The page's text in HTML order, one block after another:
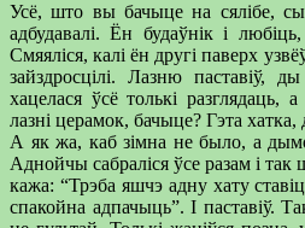
Усё, што вы бачыце на сялібе,
адбудавалі. Ён будаўнік і
Смяяліся, калі ён другі паверх
зайздросцілі. Лазню паставіў,
хацелася ўсё толькі
лазні церамок, бачыце? Гэта
А як жа, каб зімна не было, а
Аднойчы сабраліся ўсе разам і так
кажа: “Трэба яшчэ адну хату
спакойна адпачыць”. І паставіў.